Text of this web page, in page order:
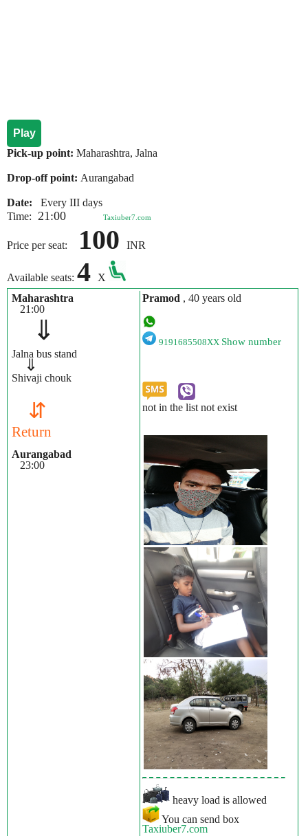
Play
Pick-up point: Maharashtra, Jalna
Drop-off point: Aurangabad
Date:
Every III days
Time: 21:00 Taxiuber7.com
Price per seat: 100 INR
Available seats: 4
X
Maharashtra
21:00
⇓
Jalna bus stand
⇓
Shivaji chouk
⇵
Return
Aurangabad
23:00
Pramod , 40 years old
9191685508XX Show number
not in the list not exist
heavy load is allowed
You can send box
Taxiuber7.com